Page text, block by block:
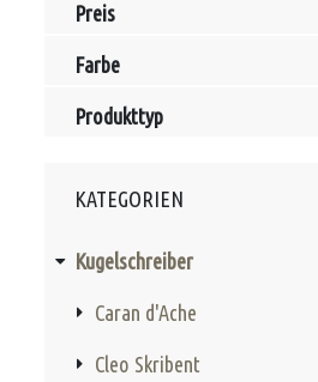
Preis
Farbe
Produkttyp
KATEGORIEN
Kugelschreiber
Caran d'Ache
Cleo Skribent